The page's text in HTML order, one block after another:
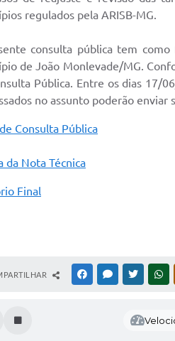
regulados pela ARISB-MG.
consulta pública tem
de João Monlevade/MG.
Pública. Entre os dias 17/
no assunto poderão enviar
Consulta Pública
da Nota Técnica
Final
FACEBOOKMESSENGER
TWITTER